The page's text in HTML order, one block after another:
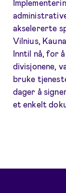
akselererte
Vilnius,
Inntil nå, for
divisjonene,
bruke
dager å
et enkelt